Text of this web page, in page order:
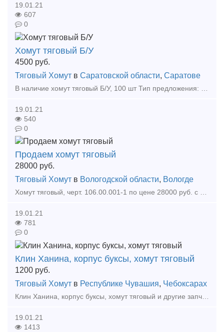
19.01.21
607
0
Хомут тяговый Б/У
4500 руб.
Тяговый Хомут в Саратовской области, Саратове
19.01.21
540
0
Продаем хомут тяговый
28000 руб.
Тяговый Хомут в Вологодской области, Вологде
Хомут тяговый, черт. 106.00.001-1 по цене 28000 руб. с НДС 18%. Контактный телефон: Тип предложения: предлагаю продукцию, услугу
19.01.21
781
0
Клин Ханина, корпус буксы, хомут тяговый
1200 руб.
Тяговый Хомут в Республике Чувашия, Чебоксарах
Клин Ханина, корпус буксы, хомут тяговый и другие запчасти производства Промлит, Буксовый узел грузового вагона / букса в сборе /корпус буксы-отдельно, все комплектующие отдельно, Клин ф
19.01.21
1413